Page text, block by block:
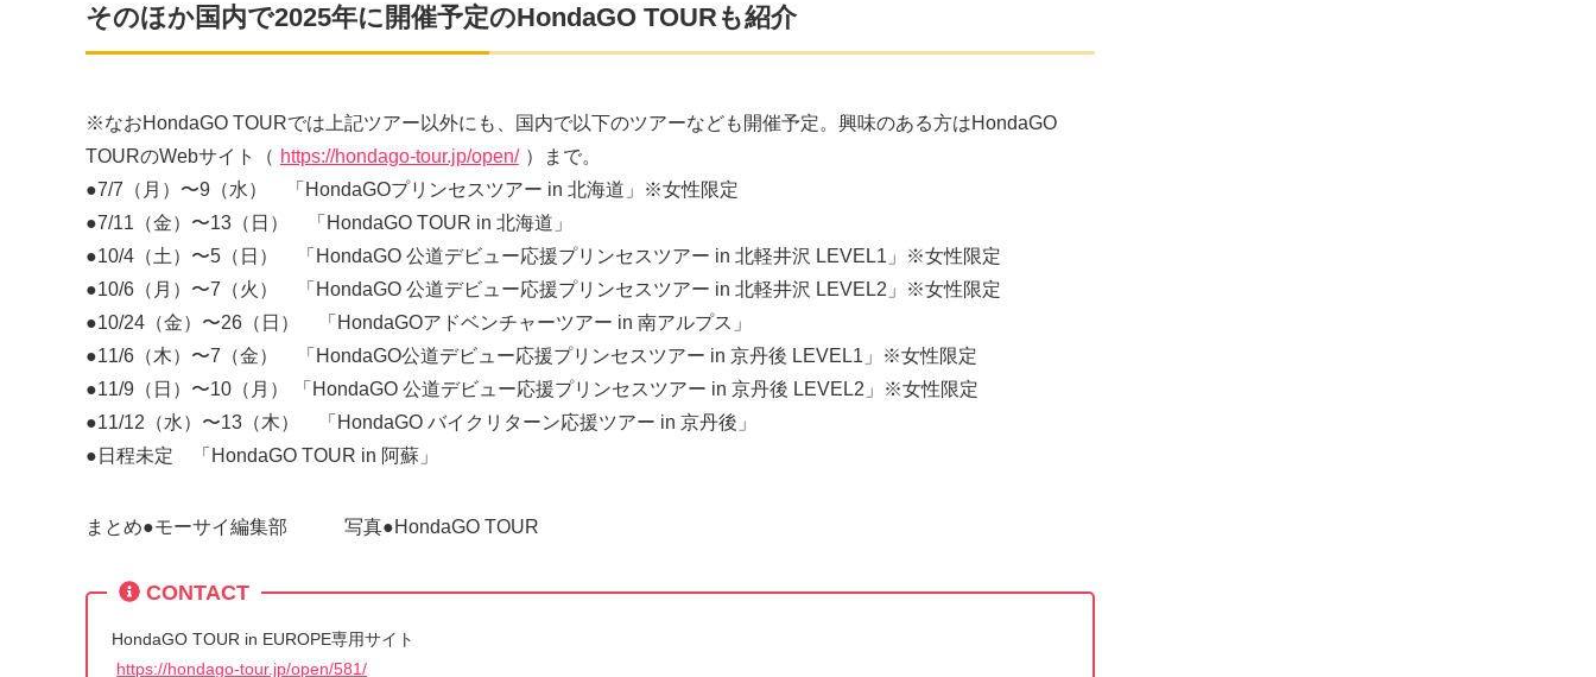
そのほか国内で2025年に開催予定のHondaGO TOURも紹介
※なおHondaGO TOURでは上記ツアー以外にも、国内で以下のツアーなども開催予定。興味のある方はHondaGO
TOURのWebサイト（ https://hondago-tour.jp/open/ ）まで。
●7/7（月）〜9（水） 「HondaGOプリンセスツアー in 北海道」※女性限定
●7/11（金）〜13（日） 「HondaGO TOUR in 北海道」
●10/4（土）〜5（日） 「HondaGO 公道デビュー応援プリンセスツアー in 北軽井沢 LEVEL1」※女性限定
●10/6（月）〜7（火） 「HondaGO 公道デビュー応援プリンセスツアー in 北軽井沢 LEVEL2」※女性限定
●10/24（金）〜26（日） 「HondaGOアドベンチャーツアー in 南アルプス」
●11/6（木）〜7（金） 「HondaGO公道デビュー応援プリンセスツアー in 京丹後 LEVEL1」※女性限定
●11/9（日）〜10（月） 「HondaGO 公道デビュー応援プリンセスツアー in 京丹後 LEVEL2」※女性限定
●11/12（水）〜13（木） 「HondaGO バイクリターン応援ツアー in 京丹後」
●日程未定 「HondaGO TOUR in 阿蘇」
まとめ●モーサイ編集部 写真●HondaGO TOUR
CONTACT
HondaGO TOUR in EUROPE専用サイト
https://hondago-tour.jp/open/581/